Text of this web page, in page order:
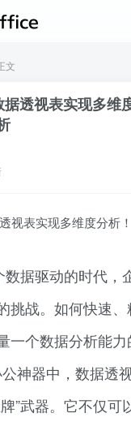
文
透视表实现多维
视表实现多维度分析
数据驱动的时代，
挑战。如何快速
一个数据分析能
神器中，数据透
”武器。它不仅可